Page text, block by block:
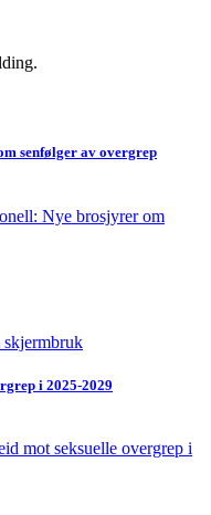
senfølger av overgrep
Nye brosjyrer om
i 2025-2029
mot seksuelle overgrep i